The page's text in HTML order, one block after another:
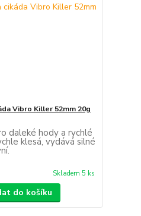
Vibro Killer 52mm 20g
daleké hody a rychlé
klesá, vydává silné
Skladem 5 ks
do košíku